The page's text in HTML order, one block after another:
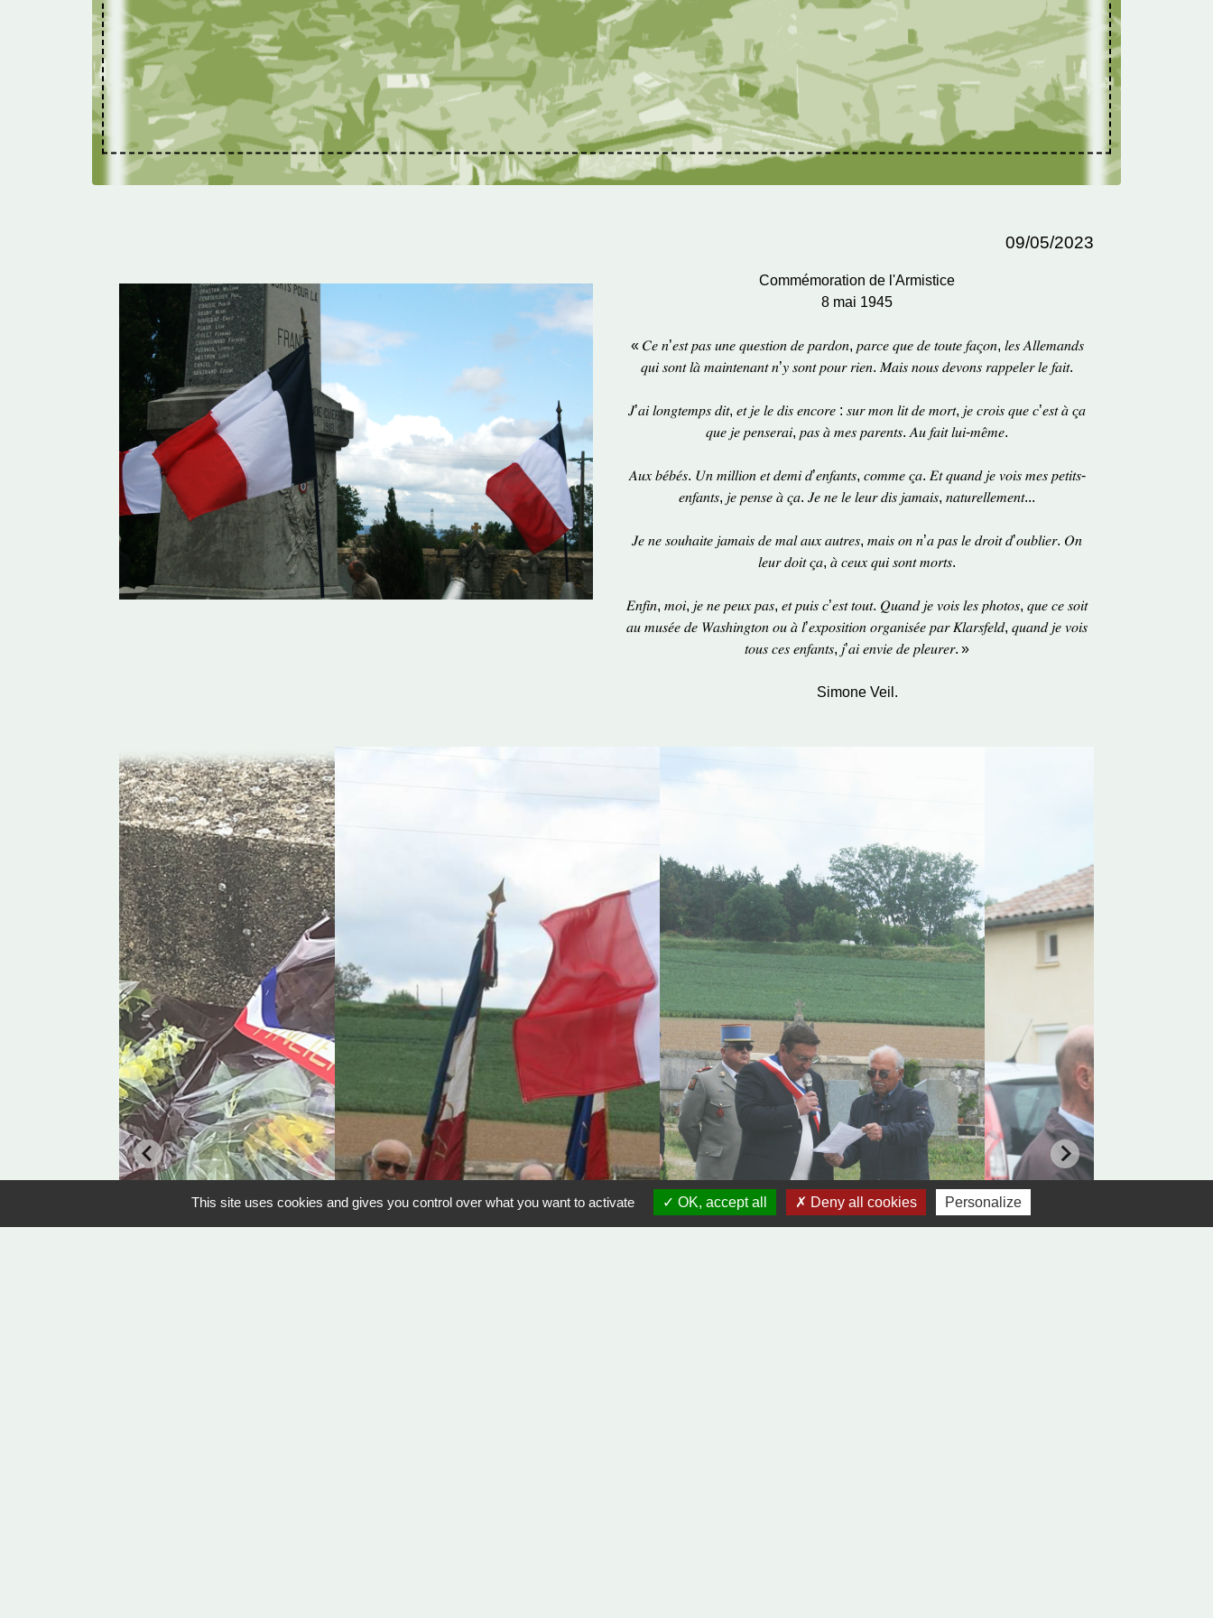
09/05/2023
Commémoration de l'Armistice
8 mai 1945
« 𝐶𝑒 𝑛’𝑒𝑠𝑡 𝑝𝑎𝑠 𝑢𝑛𝑒 𝑞𝑢𝑒𝑠𝑡𝑖𝑜𝑛 𝑑𝑒 𝑝𝑎𝑟𝑑𝑜𝑛, 𝑝𝑎𝑟𝑐𝑒 𝑞𝑢𝑒 𝑑𝑒 𝑡𝑜𝑢𝑡𝑒 𝑓𝑎𝑐̧𝑜𝑛, 𝑙𝑒𝑠 𝐴𝑙𝑙𝑒𝑚𝑎𝑛𝑑𝑠
𝑞𝑢𝑖 𝑠𝑜𝑛𝑡 𝑙𝑎̀ 𝑚𝑎𝑖𝑛𝑡𝑒𝑛𝑎𝑛𝑡 𝑛’𝑦 𝑠𝑜𝑛𝑡 𝑝𝑜𝑢𝑟 𝑟𝑖𝑒𝑛. 𝑀𝑎𝑖𝑠 𝑛𝑜𝑢𝑠 𝑑𝑒𝑣𝑜𝑛𝑠 𝑟𝑎𝑝𝑝𝑒𝑙𝑒𝑟 𝑙𝑒 𝑓𝑎𝑖𝑡.
𝐽’𝑎𝑖 𝑙𝑜𝑛𝑔𝑡𝑒𝑚𝑝𝑠 𝑑𝑖𝑡, 𝑒𝑡 𝑗𝑒 𝑙𝑒 𝑑𝑖𝑠 𝑒𝑛𝑐𝑜𝑟𝑒 : 𝑠𝑢𝑟 𝑚𝑜𝑛 𝑙𝑖𝑡 𝑑𝑒 𝑚𝑜𝑟𝑡, 𝑗𝑒 𝑐𝑟𝑜𝑖𝑠 𝑞𝑢𝑒 𝑐’𝑒𝑠𝑡 𝑎̀ 𝑐̧𝑎
𝑞𝑢𝑒 𝑗𝑒 𝑝𝑒𝑛𝑠𝑒𝑟𝑎𝑖, 𝑝𝑎𝑠 𝑎̀ 𝑚𝑒𝑠 𝑝𝑎𝑟𝑒𝑛𝑡𝑠. 𝐴𝑢 𝑓𝑎𝑖𝑡 𝑙𝑢𝑖-𝑚𝑒̂𝑚𝑒.
𝐴𝑢𝑥 𝑏𝑒́𝑏𝑒́𝑠. 𝑈𝑛 𝑚𝑖𝑙𝑙𝑖𝑜𝑛 𝑒𝑡 𝑑𝑒𝑚𝑖 𝑑’𝑒𝑛𝑓𝑎𝑛𝑡𝑠, 𝑐𝑜𝑚𝑚𝑒 𝑐̧𝑎. 𝐸𝑡 𝑞𝑢𝑎𝑛𝑑 𝑗𝑒 𝑣𝑜𝑖𝑠 𝑚𝑒𝑠 𝑝𝑒𝑡𝑖𝑡𝑠-
𝑒𝑛𝑓𝑎𝑛𝑡𝑠, 𝑗𝑒 𝑝𝑒𝑛𝑠𝑒 𝑎̀ 𝑐̧𝑎. 𝐽𝑒 𝑛𝑒 𝑙𝑒 𝑙𝑒𝑢𝑟 𝑑𝑖𝑠 𝑗𝑎𝑚𝑎𝑖𝑠, 𝑛𝑎𝑡𝑢𝑟𝑒𝑙𝑙𝑒𝑚𝑒𝑛𝑡...
𝐽𝑒 𝑛𝑒 𝑠𝑜𝑢ℎ𝑎𝑖𝑡𝑒 𝑗𝑎𝑚𝑎𝑖𝑠 𝑑𝑒 𝑚𝑎𝑙 𝑎𝑢𝑥 𝑎𝑢𝑡𝑟𝑒𝑠, 𝑚𝑎𝑖𝑠 𝑜𝑛 𝑛’𝑎 𝑝𝑎𝑠 𝑙𝑒 𝑑𝑟𝑜𝑖𝑡 𝑑’𝑜𝑢𝑏𝑙𝑖𝑒𝑟. 𝑂𝑛
𝑙𝑒𝑢𝑟 𝑑𝑜𝑖𝑡 𝑐̧𝑎, 𝑎̀ 𝑐𝑒𝑢𝑥 𝑞𝑢𝑖 𝑠𝑜𝑛𝑡 𝑚𝑜𝑟𝑡𝑠.
𝐸𝑛𝑓𝑖𝑛, 𝑚𝑜𝑖, 𝑗𝑒 𝑛𝑒 𝑝𝑒𝑢𝑥 𝑝𝑎𝑠, 𝑒𝑡 𝑝𝑢𝑖𝑠 𝑐’𝑒𝑠𝑡 𝑡𝑜𝑢𝑡. 𝑄𝑢𝑎𝑛𝑑 𝑗𝑒 𝑣𝑜𝑖𝑠 𝑙𝑒𝑠 𝑝ℎ𝑜𝑡𝑜𝑠, 𝑞𝑢𝑒 𝑐𝑒 𝑠𝑜𝑖𝑡
𝑎𝑢 𝑚𝑢𝑠𝑒́𝑒 𝑑𝑒 𝑊𝑎𝑠ℎ𝑖𝑛𝑔𝑡𝑜𝑛 𝑜𝑢 𝑎̀ 𝑙’𝑒𝑥𝑝𝑜𝑠𝑖𝑡𝑖𝑜𝑛 𝑜𝑟𝑔𝑎𝑛𝑖𝑠𝑒́𝑒 𝑝𝑎𝑟 𝐾𝑙𝑎𝑟𝑠𝑓𝑒𝑙𝑑, 𝑞𝑢𝑎𝑛𝑑 𝑗𝑒 𝑣𝑜𝑖𝑠
𝑡𝑜𝑢𝑠 𝑐𝑒𝑠 𝑒𝑛𝑓𝑎𝑛𝑡𝑠, 𝑗’𝑎𝑖 𝑒𝑛𝑣𝑖𝑒 𝑑𝑒 𝑝𝑙𝑒𝑢𝑟𝑒𝑟. »
Simone Veil.
This site uses cookies and gives you control over what you want to activate OK, accept all Deny all cookies Personalize